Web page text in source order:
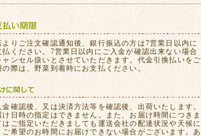
よりご注文確認通知後、銀行振込の方は7営業日以内に
払ください。7営業日以内にご入金が確認出来ない場合
ャンセル扱いとさせていただきます。代金引換払いをご
の際は、野菜到着時にお支払ください。
金確認後、又は決済方法等を確認後、出荷いたします。
け日時の指定はできません。また、お届け時間につきま
はご指定いただきましても運送会社の配達状況や天候に
ご希望のお時間にお届けできない場合がございます。あ